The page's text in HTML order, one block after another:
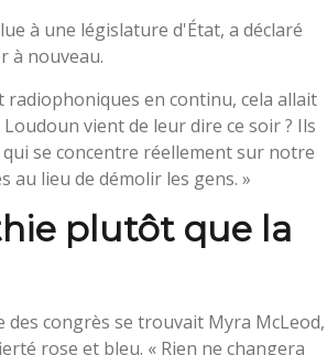
à une législature d'État, a déclaré
à nouveau.
en continu, cela allait
vient de leur dire ce soir ? Ils
se concentre réellement sur notre
lieu de démolir les gens. »
plutôt que la
congrès se trouvait Myra McLeod,
rose et bleu. « Rien ne changera